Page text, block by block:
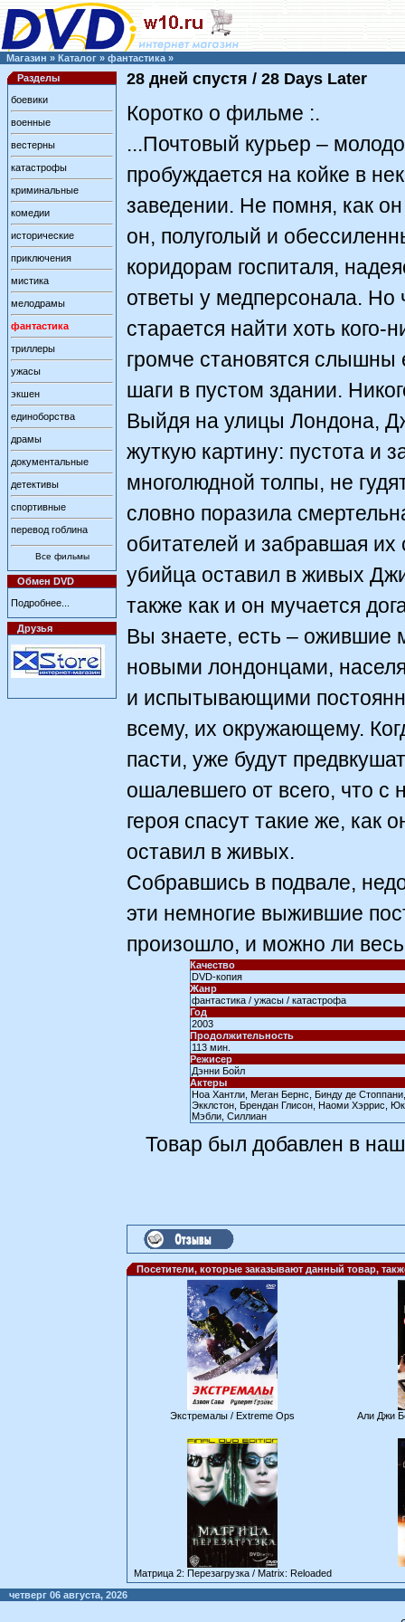
Магазин » Каталог » фантастика »
Разделы
боевики
военные
вестерны
катастрофы
криминальные
комедии
исторические
приключения
мистика
мелодрамы
фантастика
триллеры
ужасы
экшен
единоборства
драмы
документальные
детективы
спортивные
перевод гоблина
Все фильмы
Обмен DVD
Подробнее...
Друзья
28 дней спустя / 28 Days Later
Коротко о фильме :.
...Почтовый курьер –
пробуждается на койке в
заведении. Не помня, как он
он, полуголый и
коридорам госпиталя,
ответы у медперсонала.
старается найти хоть кого-
громче становятся слышны
шаги в пустом здании.
Выйдя на улицы Лондона,
жуткую картину: пустота и
многолюдной толпы, не
словно поразила
обитателей и забравшая
убийца оставил в живых
также как и он мучается
Вы знаете, есть –
новыми лондонцами,
и испытывающими
всему, их окружающему.
пасти, уже будут
ошалевшего от всего, что
героя спасут такие же,
оставил в живых.
Собравшись в подвале,
эти немногие выжившие
произошло, и можно ли
Качество
DVD-копия
Жанр
фантастика / ужасы / катастрофа
Год
2003
Продолжительность
113 мин.
Режисер
Дэнни Бойл
Актеры
Ноа Хантли, Меган Бернс, Бинду де
Экклстон, Брендан Глисон, Наоми Хэррис,
Мэбли, Силлиан
Товар был добавлен в
Посетители, которые заказывают данный товар,
Экстремалы / Extreme Ops Али Джи
Матрица 2: Перезагрузка / Matrix: Reloaded
четверг 06 августа, 2026